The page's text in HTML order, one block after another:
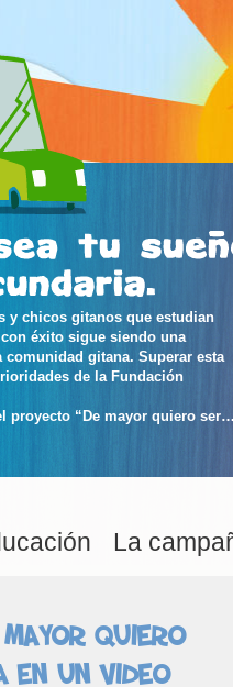
y chicos gitanos que estudian
éxito sigue siendo una
gitana. Superar esta
de la Fundación
proyecto “De mayor quiero
La
mayor quiero
en un video